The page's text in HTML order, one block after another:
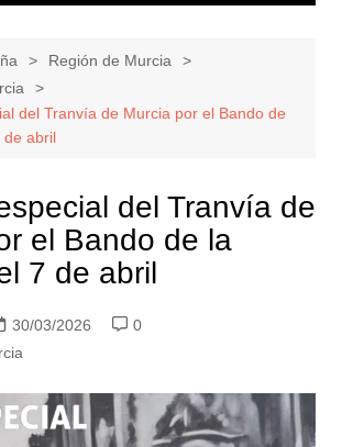
Región de Murcia
del Tranvía de Murcia por el Bando de
de abril
del Tranvía de
el Bando de la
7 de abril
30/03/2026
0